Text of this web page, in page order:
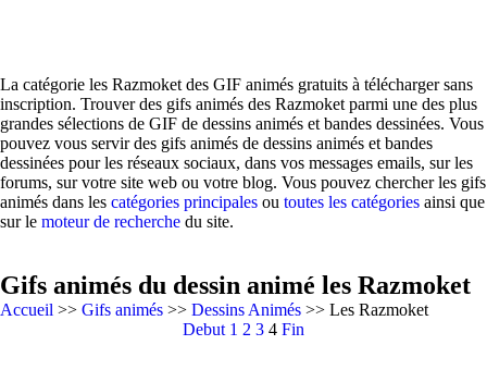
La catégorie les Razmoket des GIF animés gratuits à télécharger sans
inscription. Trouver des gifs animés des Razmoket parmi une des plus
grandes sélections de GIF de dessins animés et bandes dessinées. Vous
pouvez vous servir des gifs animés de dessins animés et bandes
dessinées pour les réseaux sociaux, dans vos messages emails, sur les
forums, sur votre site web ou votre blog. Vous pouvez chercher les gifs
animés dans les catégories principales ou toutes les catégories ainsi que
sur le moteur de recherche du site.
Gifs animés du dessin animé les Razmoket
Accueil >> Gifs animés >> Dessins Animés >> Les Razmoket
Debut 1 2 3 4 Fin